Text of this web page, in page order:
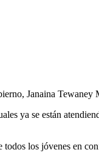
Janaina Tewaney
ya se están
los jóvenes en